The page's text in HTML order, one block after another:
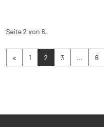
Seite 2 von 6.
« 1 2 3 ... 6